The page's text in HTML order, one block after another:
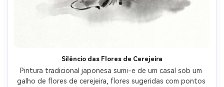
Silêncio das Flores de Cerejeira
Pintura tradicional japonesa sumi-e de um casal sob um
galho de flores de cerejeira, flores sugeridas com pontos
Crie imagens com
IA sem limites.
Comece Grátis →